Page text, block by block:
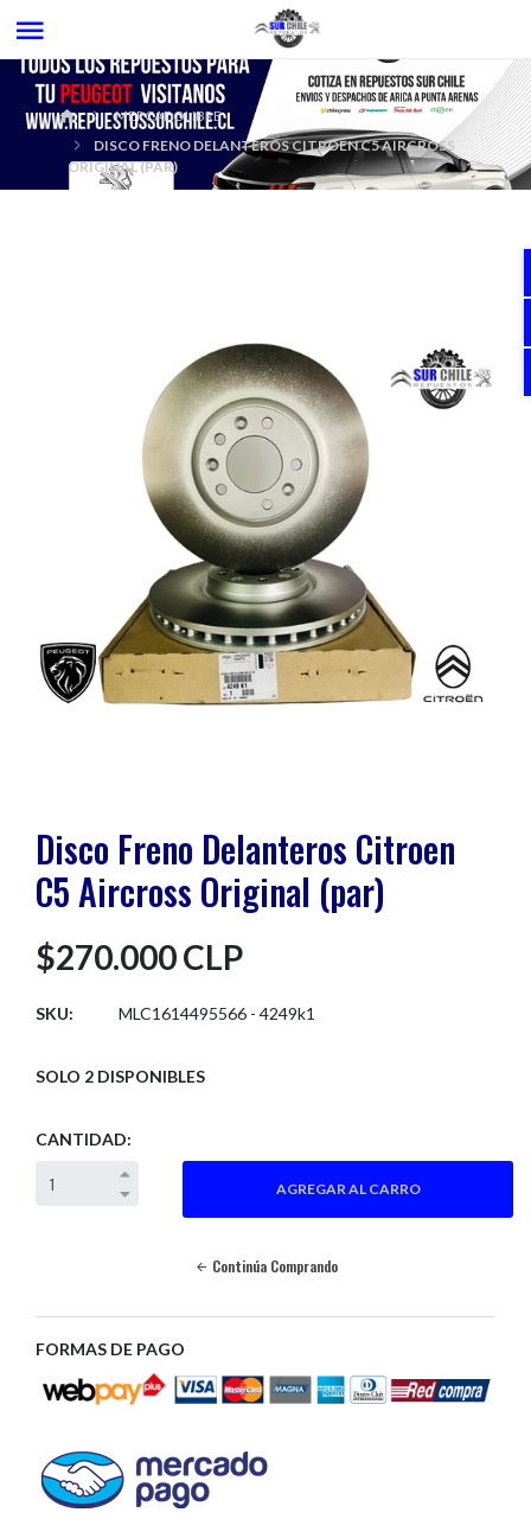
MERCADOLIBRE
DISCO FRENO DELANTEROS CITROEN C5 AIRCROSS
ORIGINAL (PAR)
Disco Freno Delanteros Citroen
C5 Aircross Original (par)
$270.000 CLP
SKU: MLC1614495566 - 4249k1
SOLO 2 DISPONIBLES
CANTIDAD:
Continúa Comprando
FORMAS DE PAGO